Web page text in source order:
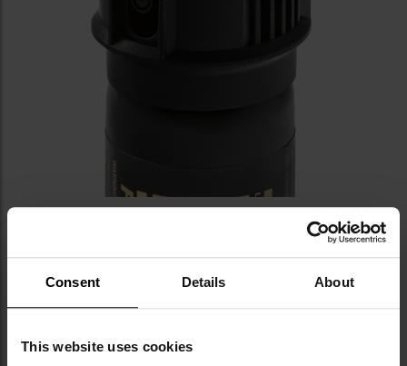
Consent Details About
This website uses cookiesDANE TECHNICZNE